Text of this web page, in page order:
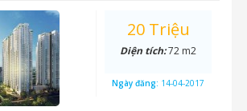
20 Triệu
Diện tích:72 m2
Ngày đăng: 14-04-2017